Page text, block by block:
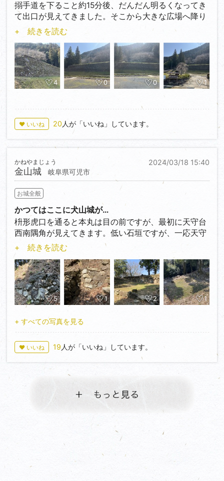
それもどうでもいいとして、混雑した城下町を歩き、
とうとう入り口まで辿り着きました。とりあえず今ま
で通りに黒門跡、空堀、鉄砲櫓台、天守閣と順番に探
訪して行きました。なんとも今日はいい青空でお出か
け日和だったんですが、犬山城で綺麗な桜がなんとま
だ咲いていませんでした。3月15日ですよ！もう咲い
てる気がしたんですけどねー。今年は桜が咲くのが遅
いそうですね。また結構寒いしまだ。小学生の頃女の
よ。」とかようわからんことを言ってるのを聞いたん
ですけど、確かに温暖化とは思えない感じの気温だ
し、むしろ寒くなってますよね〜。
そんなのはどうでもいいんですが、天守閣の屋上から
見える景色は最高でした😀 なんとも木曽川の青と青
空がマッチしてて癒されましたね。友達も声を出して
眺めてました♪犬山城を築いた織田信康さん、または
城主の成瀬さんも同じ景色を眺めていたのではないで
しょうか？
その後は犬山橋へと向かいます。続く
評価★★★☆☆
搦手道を下ること約15分後、だんだん明るくなってき
て出口が見えてきました。そこから大きな広場へ降り
てみると何やら四角の形になっているのがわかったの
で下へ行ってみるとやっぱり米蔵跡でした。約15メー
トルほどの長さの大きな石垣が建ってました。今は公
園として整備されているようですがこんなところで遊
べるのでしょうか？近くには樹齢150年の大きな大き
な木がたってました。
2年ぶりの再攻城も楽しませていただきました♪
次は犬山城へ向かいます。
スタンプは戦国山城ミュージアムで押すことができま
す。
+ 続きを読む
4 0 0 1
♥ いいね 20人が「いいね」しています。
2024/03/18 15:40
金山城
かねやまじょう
岐阜県可児市
お城全般
かつてはここに犬山城が…
枡形虎口を通ると本丸は目の前ですが、最初に天守台
西南隅角が見えてきます。低い石垣ですが、一応天守
台。天守台の南側の山道に沿って歩いていくと、近年
発掘された石垣が見えてきます。少し窪んだところに
あり、石垣を目の当たりにできます。昔はもっと高か
ったと予想されます。
その後西側に、最後の防備となる本丸枡形虎口が見え
てきます。友達のY.K.さん(城びとの会員です)がこっ
ちの枡形虎口の方が二の丸のものよりはっきりしてる
と言ってましたが、言われてみればそんな気がしま
す。
虎口を通れば広い本丸が見えます。ここまで出丸から
10分くらいで辿り着いた感じです。本丸はただの広場
と思いきや礎石がいくつか確認できるようです。自分
は見失いました。やらかしもうた。本丸からの景色は
もう最高ですよ♪青々とした木曽川がめっちゃ綺麗に
守からこの景色をみていらっしゃったでしょう。
本丸からの東側へと行くと、天守台東南隅角が見えて
きます。ここまで歩いてみるとかつての天守は結構大
きかった気がしますね。本丸東側には石垣が顔をだし
+ 続きを読む
5 1 2 1
+ すべての写真を見る
♥ いいね 19 人が「いいね」しています。